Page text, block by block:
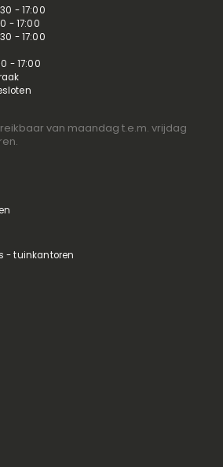
- 17:00
- 17:00
- 17:00
- 17:00
van maandag t.e.m. vrijdag
- tuinkantoren